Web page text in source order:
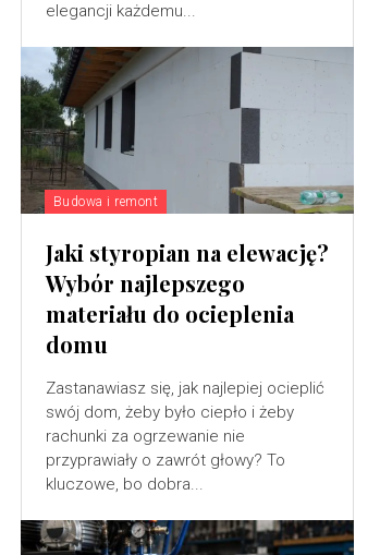
elegancji każdemu...
Budowa i remont
Jaki styropian na elewację?
Wybór najlepszego
materiału do ocieplenia
domu
Zastanawiasz się, jak najlepiej ocieplić
swój dom, żeby było ciepło i żeby
rachunki za ogrzewanie nie
przyprawiały o zawrót głowy? To
kluczowe, bo dobra...